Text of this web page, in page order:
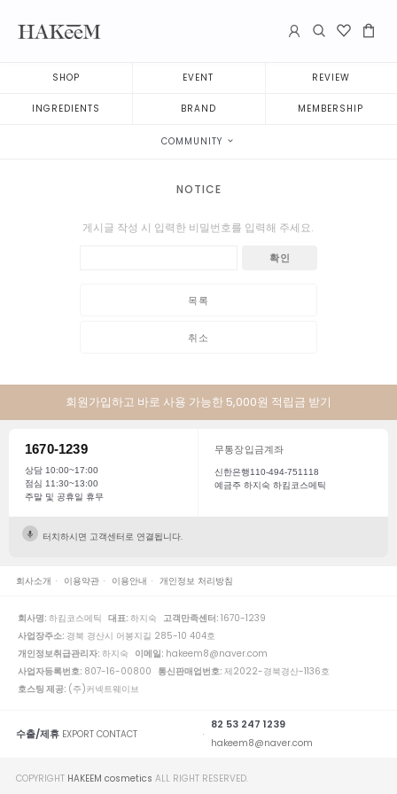
SHOP EVENT REVIEW
INGREDIENTS BRAND MEMBERSHIP
COMMUNITY
NOTICE
게시글 작성 시 입력한 비밀번호를 입력해 주세요.
확인
목록
취소
회원가입하고 바로 사용 가능한 5,000원 적립금 받기
1670-1239
상담 10:00~17:00
점심 11:30~13:00
주말 및 공휴일 휴무
무통장입금계좌
신한은행110-494-751118
예금주 하지숙 하킴코스메틱
터치하시면 고객센터로 연결됩니다.
회사소개 이용약관 이용안내 개인정보 처리방침
회사명: 하킴코스메틱 대표: 하지숙 고객만족센터: 1670-1239
사업장주소: 경북 경산시 어봉지길 285-10 404호
개인정보취급관리자: 하지숙 이메일: hakeem8@naver.com
사업자등록번호: 807-16-00800 통신판매업번호: 제2022-경북경산-1136호
호스팅 제공: (주)커넥트웨이브
수출/제휴 EXPORT CONTACT
82 53 247 1239
hakeem8@naver.com
COPYRIGHT HAKEEM cosmetics ALL RIGHT RESERVED.